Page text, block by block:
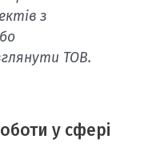
з
ТОВ.
у сфері